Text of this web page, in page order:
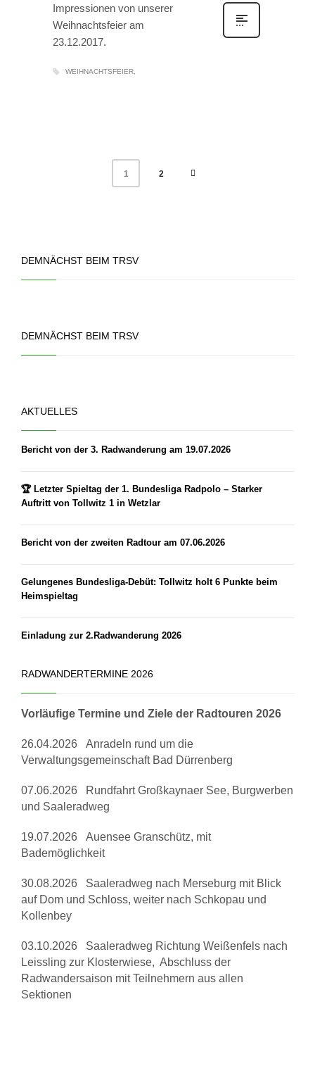
Impressionen von unserer
Weihnachtsfeier am
23.12.2017.
WEIHNACHTSFEIER
1 2
DEMNÄCHST BEIM TRSV
DEMNÄCHST BEIM TRSV
AKTUELLES
Bericht von der 3. Radwanderung am 19.07.2026
🏆 Letzter Spieltag der 1. Bundesliga Radpolo – Starker
Auftritt von Tollwitz 1 in Wetzlar
Bericht von der zweiten Radtour am 07.06.2026
Gelungenes Bundesliga-Debüt: Tollwitz holt 6 Punkte beim
Heimspieltag
Einladung zur 2.Radwanderung 2026
RADWANDERTERMINE 2026
Vorläufige Termine und Ziele der Radtouren 2026
26.04.2026 Anradeln rund um die
Verwaltungsgemeinschaft Bad Dürrenberg
07.06.2026 Rundfahrt Großkaynaer See, Burgwerben
und Saaleradweg
19.07.2026 Auensee Granschütz, mit
Bademöglichkeit
30.08.2026 Saaleradweg nach Merseburg mit Blick
auf Dom und Schloss, weiter nach Schkopau und
Kollenbey
03.10.2026 Saaleradweg Richtung Weißenfels nach
Leissling zur Klosterwiese, Abschluss der
Radwandersaison mit Teilnehmern aus allen
Sektionen